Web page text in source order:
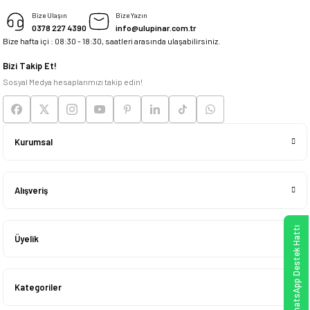
Bize Ulaşın
0378 227 4390
Bize Yazın
info@ulupinar.com.tr
Bize hafta içi : 08:30 - 18:30, saatleri arasında ulaşabilirsiniz.
Bizi Takip Et!
Sosyal Medya hesaplarımızı takip edin!
Kurumsal
Alışveriş
Üyelik
Kategoriler WhatsApp Destek Hattı